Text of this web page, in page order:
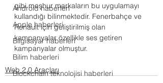
Android haberleri
Apple haberleri
Bilgisayar haberleri
Bilim haberleri
Blockchain teknolojisi haberleri
gibi meşhur markaların bu uygulamayı
kullandığı bilinmektedir. Fenerbahçe ve
Renault için geliştirilmiş olan
kampanyalar özellikle ses getiren
kampanyalar olmuştur.
Web 2.0 Araçları